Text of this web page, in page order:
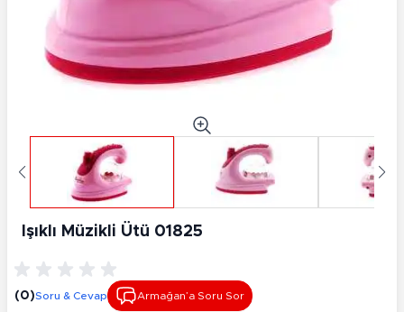
Işıklı Müzikli Ütü 01825
(0)Soru & Cevap Armağan’a Soru Sor